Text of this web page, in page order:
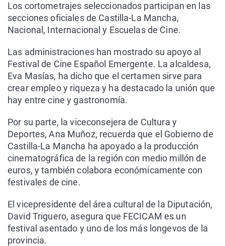
Los cortometrajes seleccionados participan en las
secciones oficiales de Castilla-La Mancha,
Nacional, Internacional y Escuelas de Cine.
Las administraciones han mostrado su apoyo al
Festival de Cine Español Emergente. La alcaldesa,
Eva Masías, ha dicho que el certamen sirve para
crear empleo y riqueza y ha destacado la unión que
hay entre cine y gastronomía.
Por su parte, la viceconsejera de Cultura y
Deportes, Ana Muñoz, recuerda que el Gobierno de
Castilla-La Mancha ha apoyado a la producción
cinematográfica de la región con medio millón de
euros, y también colabora económicamente con
festivales de cine.
El vicepresidente del área cultural de la Diputación,
David Triguero, asegura que FECICAM es un
festival asentado y uno de los más longevos de la
provincia.